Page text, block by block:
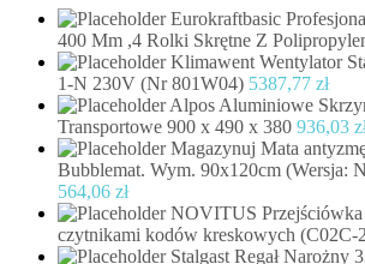
Eurokraftbasic
400 Mm ,4 Rolki Skrętne Z
Klimawent Wentylator
1-N 230V (Nr 801W04) 5387,77 zł
Alpos Aluminiowe
Transportowe 900 x 490 x 380 936,03
Magazynuj Mata
Bubblemat. Wym. 90x120cm (Wersja:
564,06 zł
NOVITUS Przejściówka
czytnikami kodów kreskowych (C02C-
Stalgast Regał